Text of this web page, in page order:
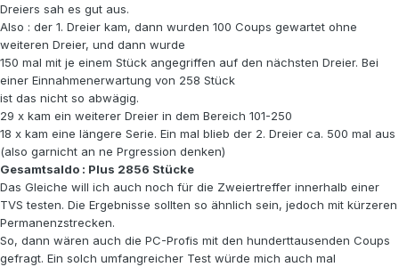
Dreiers sah es gut aus.
Also : der 1. Dreier kam, dann wurden 100 Coups gewartet ohne
weiteren Dreier, und dann wurde
150 mal mit je einem Stück angegriffen auf den nächsten Dreier. Bei
einer Einnahmenerwartung von 258 Stück
ist das nicht so abwägig.
29 x kam ein weiterer Dreier in dem Bereich 101-250
18 x kam eine längere Serie. Ein mal blieb der 2. Dreier ca. 500 mal aus
(also garnicht an ne Prgression denken)
Gesamtsaldo : Plus 2856 Stücke
Das Gleiche will ich auch noch für die Zweiertreffer innerhalb einer
TVS testen. Die Ergebnisse sollten so ähnlich sein, jedoch mit kürzeren
Permanenzstrecken.
So, dann wären auch die PC-Profis mit den hunderttausenden Coups
gefragt. Ein solch umfangreicher Test würde mich auch mal